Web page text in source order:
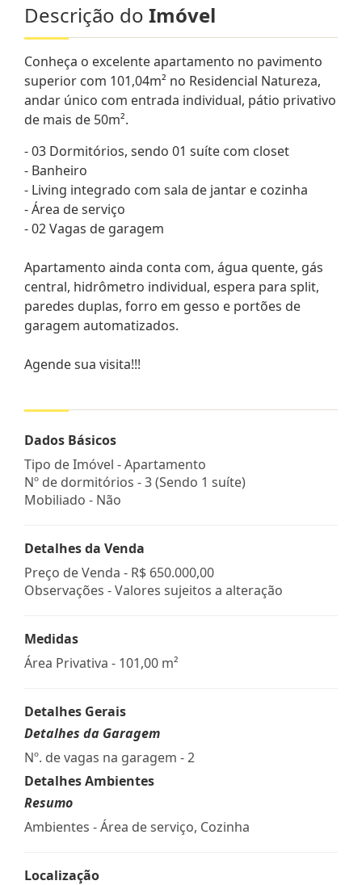
Descrição do Imóvel
Conheça o excelente apartamento no pavimento
superior com 101,04m² no Residencial Natureza,
andar único com entrada individual, pátio privativo
de mais de 50m².
- 03 Dormitórios, sendo 01 suíte com closet
- Banheiro
- Living integrado com sala de jantar e cozinha
- Área de serviço
- 02 Vagas de garagem
Apartamento ainda conta com, água quente, gás
central, hidrômetro individual, espera para split,
paredes duplas, forro em gesso e portões de
garagem automatizados.
Agende sua visita!!!
Dados Básicos
Tipo de Imóvel - Apartamento
Nº de dormitórios - 3 (Sendo 1 suíte)
Mobiliado - Não
Detalhes da Venda
Preço de Venda - R$ 650.000,00
Observações - Valores sujeitos a alteração
Medidas
Área Privativa - 101,00 m²
Detalhes Gerais
Detalhes da Garagem
Nº. de vagas na garagem - 2
Detalhes Ambientes
Resumo
Ambientes - Área de serviço, Cozinha
Localização